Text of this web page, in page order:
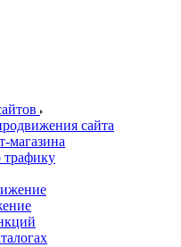
сайта
магазина
трафику